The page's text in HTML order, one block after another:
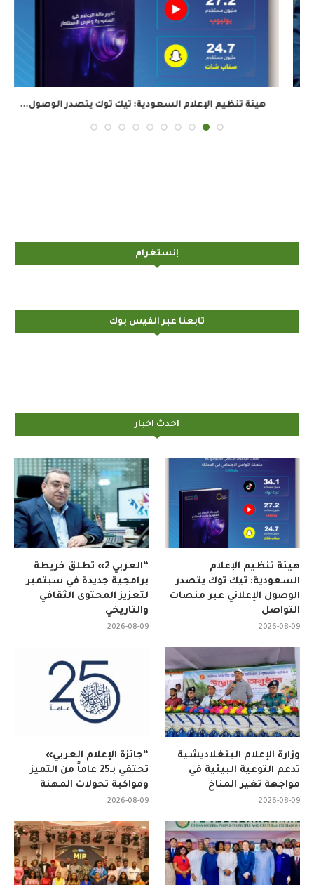
هيئة تنظيم الإعلام السعودية: تيك توك يتصدر الوصول...
إنستغرام
تابعنا عبر الفيس بوك
احدث اخبار
“العربي 2» تطلق خريطة
برامجية جديدة في سبتمبر
لتعزيز المحتوى الثقافي
والتاريخي
2026-08-09
هيئة تنظيم الإعلام
السعودية: تيك توك يتصدر
الوصول الإعلاني عبر منصات
التواصل
2026-08-09
“جائزة الإعلام العربي»
تحتفي بـ25 عاماً من التميز
ومواكبة تحولات المهنة
2026-08-09
وزارة الإعلام البنغلاديشية
تدعم التوعية البيئية في
مواجهة تغير المناخ
2026-08-09